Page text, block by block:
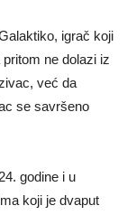
igrač koji
ne dolazi iz
već da
se savršeno
godine i u
koji je dvaput